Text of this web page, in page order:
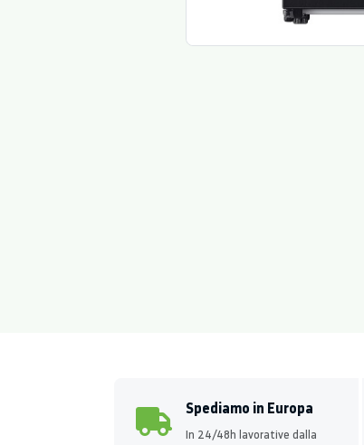
Spediamo in Europa
In 24/48h lavorative dalla